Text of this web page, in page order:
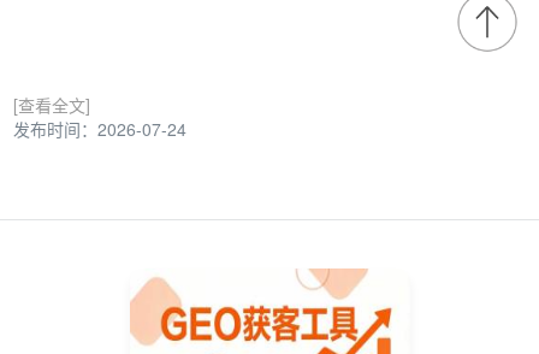
[查看全文]
发布时间：2026-07-24